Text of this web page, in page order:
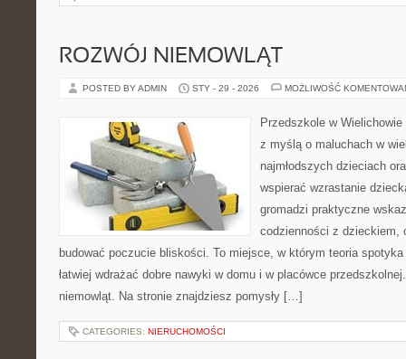
ROZWÓJ NIEMOWLĄT
POSTED BY ADMIN STY - 29 - 2026 MOŻLIWOŚĆ
Przedszkole w
z myślą o maluchach w
najmłodszych dzieciach
wspierać wzrastanie
gromadzi praktyczne
codzienności z dzieckiem,
budować poczucie bliskości. To miejsce, w którym teoria
łatwiej wdrażać dobre nawyki w domu i w placówce
niemowląt. Na stronie znajdziesz pomysły […]
CATEGORIES: NIERUCHOMOŚCI